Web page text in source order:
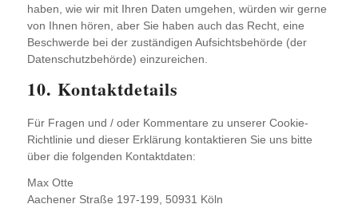
haben, wie wir mit Ihren Daten umgehen, würden wir gerne
von Ihnen hören, aber Sie haben auch das Recht, eine
Beschwerde bei der zuständigen Aufsichtsbehörde (der
Datenschutzbehörde) einzureichen.
10. Kontaktdetails
Für Fragen und / oder Kommentare zu unserer Cookie-
Richtlinie und dieser Erklärung kontaktieren Sie uns bitte
über die folgenden Kontaktdaten:
Max Otte
Aachener Straße 197-199, 50931 Köln